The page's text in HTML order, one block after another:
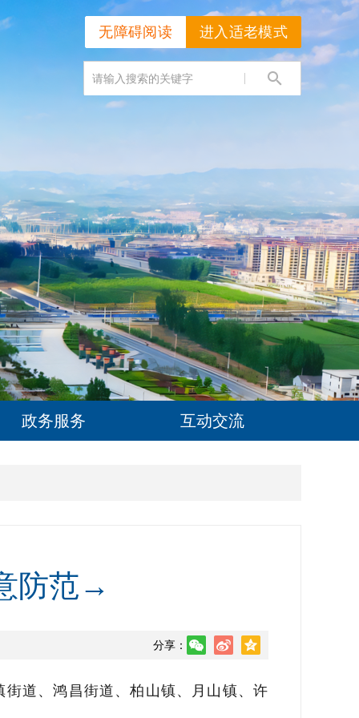
进入适老模式
无障碍阅读
政务服务 互动交流
防范→
分享：
道、鸿昌街道、柏山镇、月山镇、许